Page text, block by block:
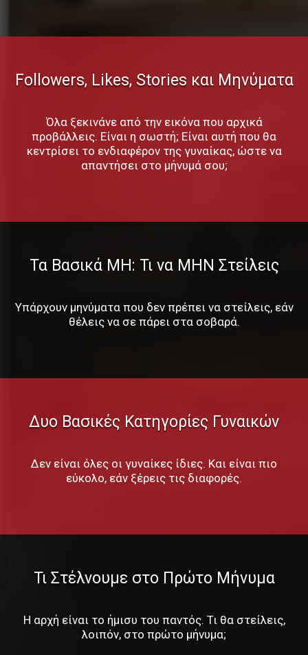
Followers, Likes, Stories και Μηνύματα
Όλα ξεκινάνε από την εικόνα που αρχικά
προβάλλεις. Είναι η σωστή; Είναι αυτή που θα
κεντρίσει το ενδιαφέρον της γυναίκας, ώστε να
απαντήσει στο μήνυμά σου;
Τα Βασικά ΜΗ: Τι να ΜΗΝ Στείλεις
Υπάρχουν μηνύματα που δεν πρέπει να στείλεις, εάν
θέλεις να σε πάρει στα σοβαρά.
Δυο Βασικές Κατηγορίες Γυναικών
Δεν είναι όλες οι γυναίκες ίδιες. Και είναι πιο
εύκολο, εάν ξέρεις τις διαφορές.
Τι Στέλνουμε στο Πρώτο Μήνυμα
Η αρχή είναι το ήμισυ του παντός. Τι θα στείλεις,
λοιπόν, στο πρώτο μήνυμα;